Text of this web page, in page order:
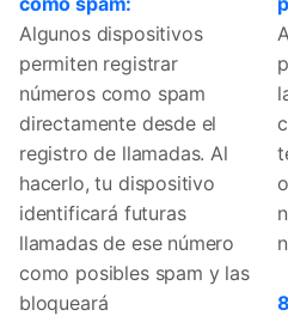
Algunos dispositivos
permiten registrar
números como spam
directamente desde el
registro de llamadas. Al
hacerlo, tu dispositivo
identificará futuras
llamadas de ese número
como posibles spam y las
bloqueará